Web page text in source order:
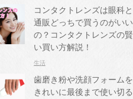
コンタクトレンズは眼科と
通販どっちで買うのがいい
の？コンタクトレンズの賢
い買い方解説！
生活
歯磨き粉や洗顔フォームを
きれいに最後まで使い切る